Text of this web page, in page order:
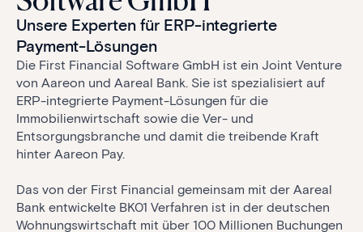
Unsere Experten für ERP-integrierte
Payment-Lösungen
Die First Financial Software GmbH ist ein Joint Venture
von Aareon und Aareal Bank. Sie ist spezialisiert auf
ERP-integrierte Payment-Lösungen für die
Immobilienwirtschaft sowie die Ver- und
Entsorgungsbranche und damit die treibende Kraft
hinter Aareon Pay.
Das von der First Financial gemeinsam mit der Aareal
Bank entwickelte BK01 Verfahren ist in der deutschen
Wohnungswirtschaft mit über 100 Millionen Buchungen